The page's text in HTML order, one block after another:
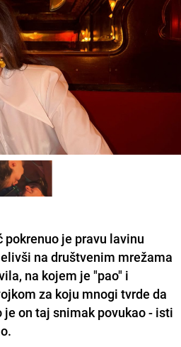
je pravu lavinu
na društvenim mrežama
na kojem je "pao" i
za koju mnogi tvrde da
je on taj snimak povukao - isti